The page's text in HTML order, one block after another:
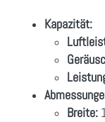
Kapazität:
Breite: